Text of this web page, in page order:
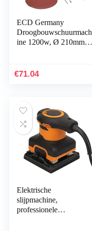
ECD Germany
Droogbouwschuurmach
ine 1200w, Ø 210mm
Wandschuurmachine…
€71.04
Elektrische
slijpmachine,
professionele